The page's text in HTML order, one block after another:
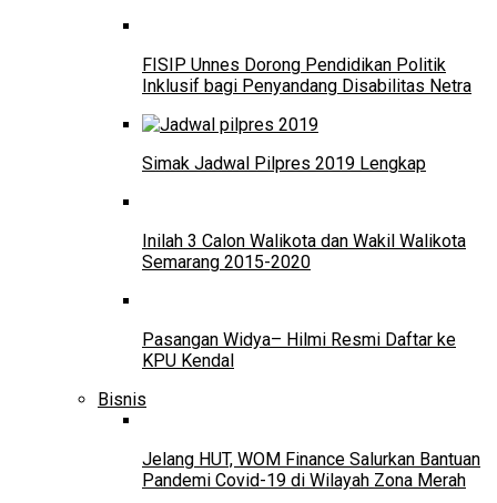
FISIP Unnes Dorong Pendidikan Politik
Inklusif bagi Penyandang Disabilitas Netra
Simak Jadwal Pilpres 2019 Lengkap
Inilah 3 Calon Walikota dan Wakil Walikota
Semarang 2015-2020
Pasangan Widya– Hilmi Resmi Daftar ke
KPU Kendal
Bisnis
Jelang HUT, WOM Finance Salurkan Bantuan
Pandemi Covid-19 di Wilayah Zona Merah